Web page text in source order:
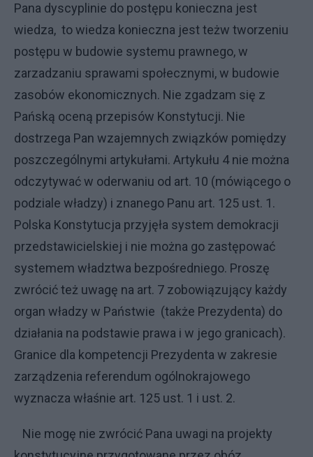
Pana dyscyplinie do postępu konieczna jest
wiedza, to wiedza konieczna jest teżw tworzeniu
postępu w budowie systemu prawnego, w
zarzadzaniu sprawami społecznymi, w budowie
zasobów ekonomicznych. Nie zgadzam się z
Pańską oceną przepisów Konstytucji. Nie
dostrzega Pan wzajemnych związków pomiędzy
poszczególnymi artykułami. Artykułu 4 nie można
odczytywać w oderwaniu od art. 10 (mówiącego o
podziale władzy) i znanego Panu art. 125 ust. 1.
Polska Konstytucja przyjęła system demokracji
przedstawicielskiej i nie można go zastępować
systemem władztwa bezpośredniego. Proszę
zwrócić też uwagę na art. 7 zobowiązujący każdy
organ władzy w Państwie (także Prezydenta) do
działania na podstawie prawa i w jego granicach).
Granice dla kompetencji Prezydenta w zakresie
zarządzenia referendum ogólnokrajowego
wyznacza właśnie art. 125 ust. 1 i ust. 2.
Nie mogę nie zwrócić Pana uwagi na projekty